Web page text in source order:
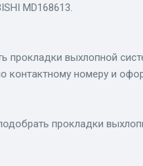
MD168613.
прокладки выхлопной
контактному номеру и
прокладки